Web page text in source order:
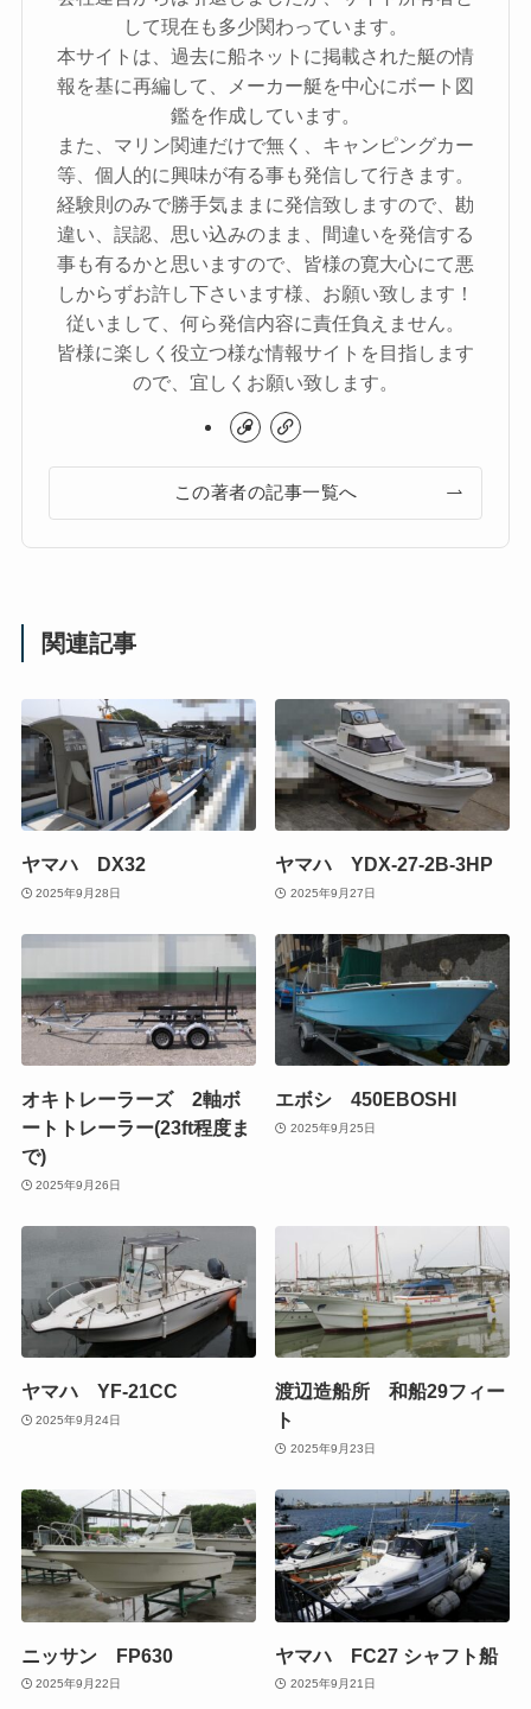
して現在も多少関わっています。
本サイトは、過去に船ネットに掲載された艇の情
報を基に再編して、メーカー艇を中心にボート図
鑑を作成しています。
また、マリン関連だけで無く、キャンピングカー
等、個人的に興味が有る事も発信して行きます。
経験則のみで勝手気ままに発信致しますので、勘
違い、誤認、思い込みのまま、間違いを発信する
事も有るかと思いますので、皆様の寛大心にて悪
しからずお許し下さいます様、お願い致します！
従いまして、何ら発信内容に責任負えません。
皆様に楽しく役立つ様な情報サイトを目指します
ので、宜しくお願い致します。
この著者の記事一覧へ
関連記事
ヤマハ DX32
2025年9月28日
ヤマハ YDX-27-2B-3HP
2025年9月27日
オキトレーラーズ 2軸ボ
ートトレーラー(23ft程度ま
で)
2025年9月26日
エボシ 450EBOSHI
2025年9月25日
ヤマハ YF-21CC
2025年9月24日
渡辺造船所 和船29フィー
ト
2025年9月23日
ニッサン FP630
2025年9月22日
ヤマハ FC27 シャフト船
2025年9月21日